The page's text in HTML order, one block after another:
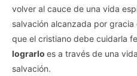
volver al cauce de una vida
salvación alcanzada por
que el cristiano debe cuidarla
lograrlo es a través de una
salvación.